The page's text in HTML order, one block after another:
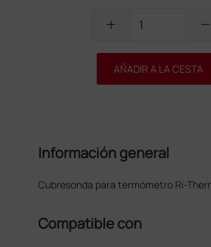
add remove
AÑADIR A LA CESTA
Información general
Cubresonda para termómetro Ri-
Compatible con